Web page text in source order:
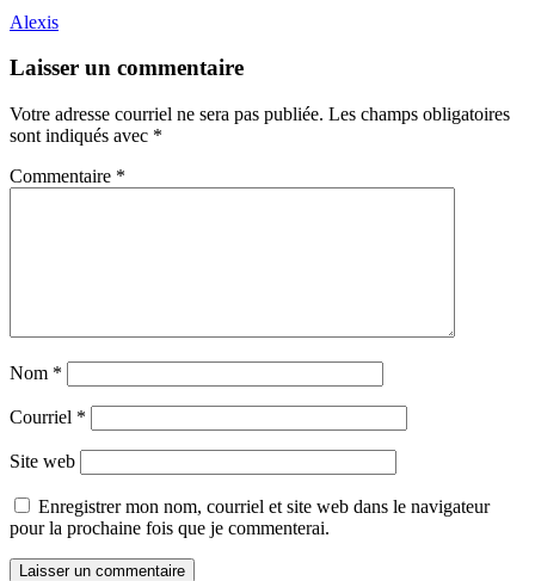
Alexis
Laisser un commentaire
Votre adresse courriel ne sera pas publiée. Les champs obligatoires
sont indiqués avec *
Commentaire *
Nom *
Courriel *
Site web
Enregistrer mon nom, courriel et site web dans le navigateur
pour la prochaine fois que je commenterai.